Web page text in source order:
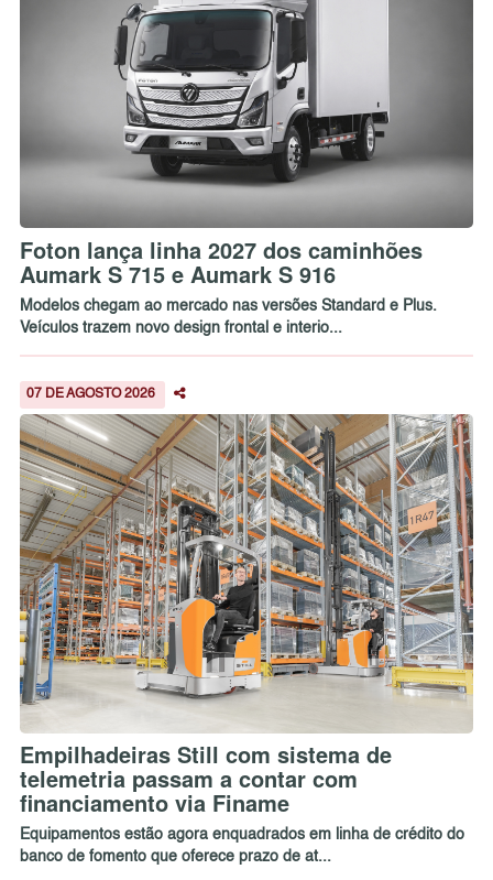
Foton lança linha 2027 dos caminhões
Aumark S 715 e Aumark S 916
Modelos chegam ao mercado nas versões Standard e Plus.
Veículos trazem novo design frontal e interio...
07 DE AGOSTO 2026
Empilhadeiras Still com sistema de
telemetria passam a contar com
financiamento via Finame
Equipamentos estão agora enquadrados em linha de crédito do
banco de fomento que oferece prazo de at...